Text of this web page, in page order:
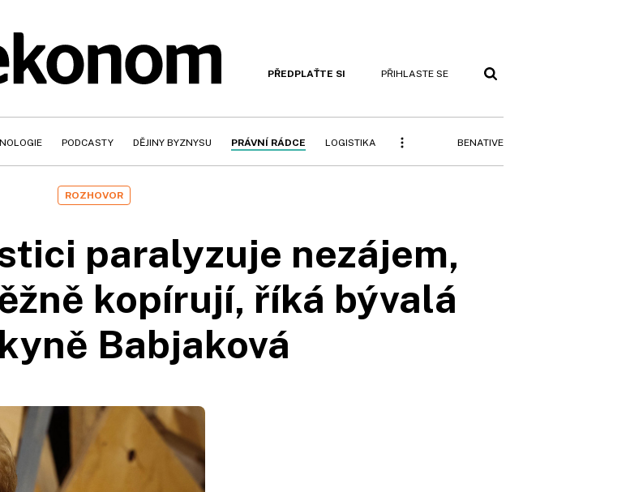
PŘEDPLAŤTE SI PŘIHLASTE SE
PODCASTY DĚJINY BYZNYSU PRÁVNÍ RÁDCE LOGISTIKA BENATIVE
ROZHOVOR
paralyzuje nezájem,
kopírují, říká bývalá
Babjaková